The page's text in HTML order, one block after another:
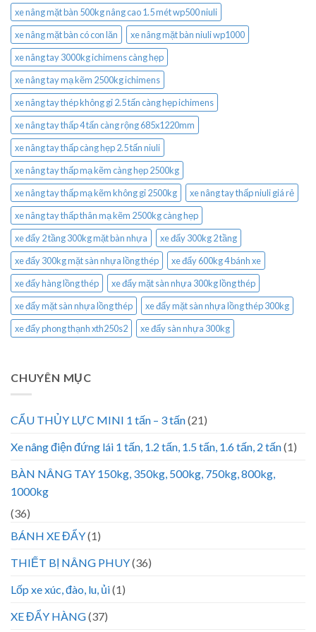
xe nâng mặt bàn 500kg nâng cao 1.5 mét wp500 niuli
xe nâng mặt bàn có con lăn
xe nâng mặt bàn niuli wp1000
xe nâng tay 3000kg ichimens càng hẹp
xe nâng tay mạ kẽm 2500kg ichimens
xe nâng tay thép không gỉ 2.5 tấn càng hẹp ichimens
xe nâng tay thấp 4 tấn càng rộng 685x1220mm
xe nâng tay thấp càng hẹp 2.5 tấn niuli
xe nâng tay thấp mạ kẽm càng hẹp 2500kg
xe nâng tay thấp mạ kẽm không gỉ 2500kg
xe nâng tay thấp niuli giá rẻ
xe nâng tay thấp thân mạ kẽm 2500kg càng hẹp
xe đẩy 2 tầng 300kg mặt bàn nhựa
xe đẩy 300kg 2 tầng
xe đẩy 300kg mặt sàn nhựa lồng thép
xe đẩy 600kg 4 bánh xe
xe đẩy hàng lồng thép
xe đẩy mặt sàn nhựa 300kg lồng thép
xe đẩy mặt sàn nhựa lồng thép
xe đẩy mặt sàn nhựa lồng thép 300kg
xe đẩy phong thạnh xth250s2
xe đẩy sàn nhựa 300kg
CHUYÊN MỤC
CẨU THỦY LỰC MINI 1 tấn – 3 tấn(21)
Xe nâng điện đứng lái 1 tấn, 1.2 tấn, 1.5 tấn, 1.6 tấn, 2 tấn(1)
BÀN NÂNG TAY 150kg, 350kg, 500kg, 750kg, 800kg,
1000kg
(36)
BÁNH XE ĐẨY(1)
THIẾT BỊ NÂNG PHUY(36)
Lốp xe xúc, đào, lu, ủi(1)
XE ĐẨY HÀNG(37)